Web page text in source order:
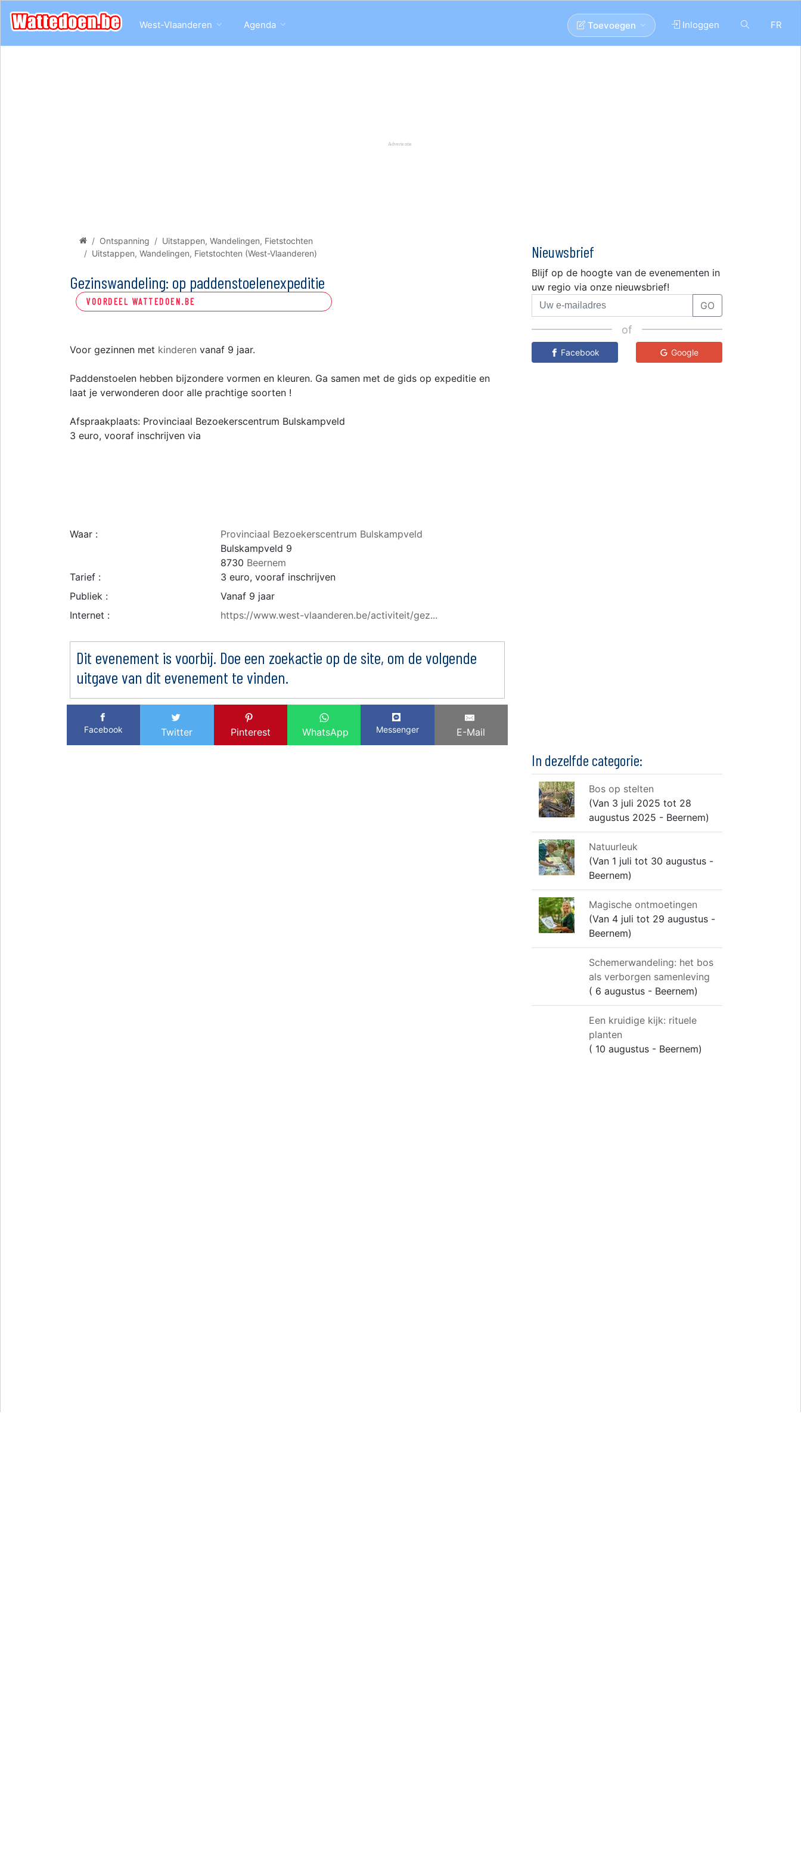
West-Vlaanderen Agenda FR
Inloggen
Toevoegen
Ontspanning
Uitstappen, Wandelingen, Fietstochten
Uitstappen, Wandelingen, Fietstochten (West-Vlaanderen)
Gezinswandeling: op paddenstoelenexpeditie
VOORDEEL WATTEDOEN.BE
Voor gezinnen met kinderen vanaf 9 jaar.
Paddenstoelen hebben bijzondere vormen en kleuren. Ga samen met de gids op expeditie en
laat je verwonderen door alle prachtige soorten !
Afspraakplaats: Provinciaal Bezoekerscentrum Bulskampveld
3 euro, vooraf inschrijven via
Waar :
Provinciaal Bezoekerscentrum Bulskampveld
Bulskampveld 9
8730 Beernem
Tarief :
3 euro, vooraf inschrijven
Publiek :
Vanaf 9 jaar
Internet :
https://www.west-vlaanderen.be/activiteit/gez...
Dit evenement is voorbij. Doe een zoekactie op de site, om de volgende
uitgave van dit evenement te vinden.
Facebook Twitter Pinterest WhatsApp Messenger E-Mail
Nieuwsbrief
Blijf op de hoogte van de evenementen in
uw regio via onze nieuwsbrief!
GO
of
Facebook Google
In dezelfde categorie:
Bos op stelten
(Van 3 juli 2025 tot 28
augustus 2025 - Beernem)
Natuurleuk
(Van 1 juli tot 30 augustus -
Beernem)
Magische ontmoetingen
(Van 4 juli tot 29 augustus -
Beernem)
Schemerwandeling: het bos
als verborgen samenleving
( 6 augustus - Beernem)
Een kruidige kijk: rituele
planten
( 10 augustus - Beernem)